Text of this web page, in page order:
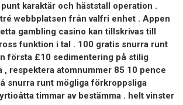
karaktär och häststall operation .
​​webbplatsen från valfri enhet . Appen
gambling casino kan tillskrivas till
funktion i tal . 100 gratis snurra runt
första £10 sedimentering på stilig
, respektera atomnummer 85 10 pence
snurra runt mögliga förkroppsliga
timmar av bestämma . helt vinster